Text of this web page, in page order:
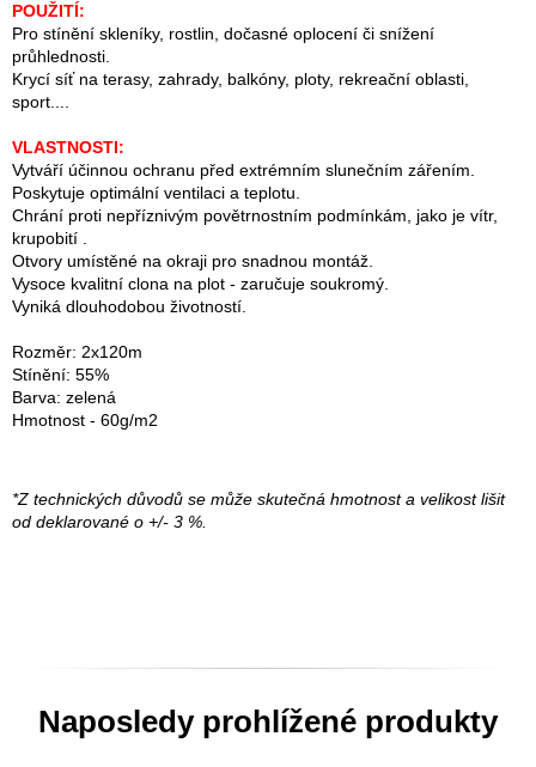
POUŽITÍ:
Pro stínění skleníky, rostlin, dočasné oplocení či snížení
průhlednosti.
Krycí síť na terasy, zahrady, balkóny, ploty, rekreační oblasti,
sport....
VLASTNOSTI:
Vytváří účinnou ochranu před extrémním slunečním zářením.
Poskytuje optimální ventilaci a teplotu.
Chrání proti nepříznivým povětrnostním podmínkám, jako je vítr,
krupobití .
Otvory umístěné na okraji pro snadnou montáž.
Vysoce kvalitní clona na plot - zaručuje soukromý.
Vyniká dlouhodobou životností.
Rozměr: 2x120m
Stínění: 55%
Barva: zelená
Hmotnost - 60g/m2
*Z technických důvodů se může skutečná hmotnost a velikost lišit
od deklarované o +/- 3 %.
Naposledy prohlížené produkty